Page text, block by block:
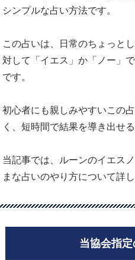
シンプルな占い方法です。
この占いは、日常のちょっと
対して「イエス」か「ノー」
です。
初心者にも親しみやすいこの
く、短時間で結果を導き出せ
当記事では、ルーンのイエス
まな占いのやり方について詳
当協会指